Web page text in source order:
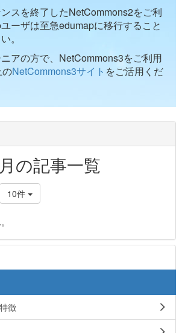
スを終了したNetCommons2をご利
ーザは至急edumapに移行すること
。
アの方で、NetCommons3をご利用
NetCommons3サイト をご活用くだ
の記事一覧
10件
徴